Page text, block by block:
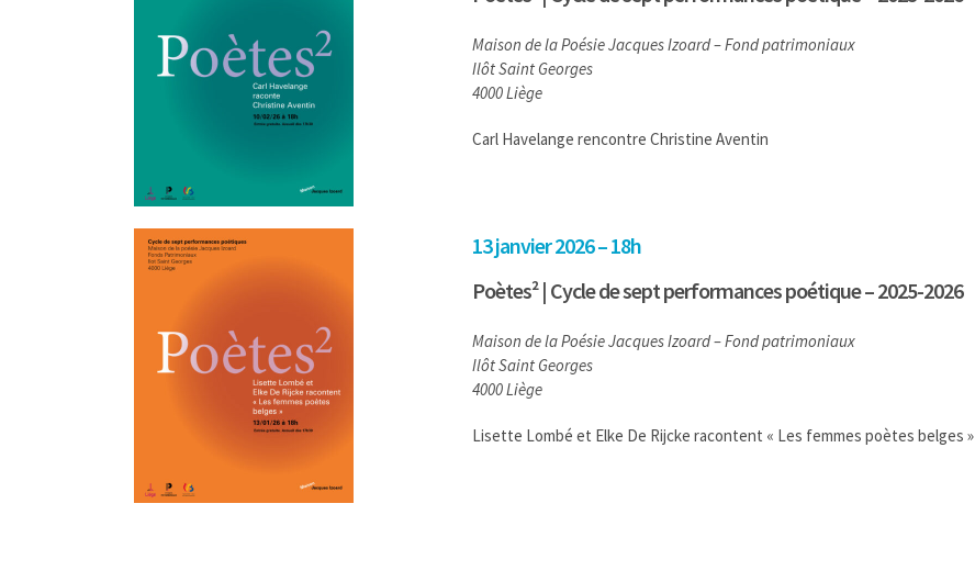
Maison de la Poésie Jacques Izoard – Fond patrimoniaux
Ilôt Saint Georges
4000 Liège
Carl Havelange rencontre Christine Aventin
13 janvier 2026 – 18h
Poètes² | Cycle de sept performances poétique – 2025-2026
Maison de la Poésie Jacques Izoard – Fond patrimoniaux
Ilôt Saint Georges
4000 Liège
Lisette Lombé et Elke De Rijcke racontent « Les femmes poètes belges »